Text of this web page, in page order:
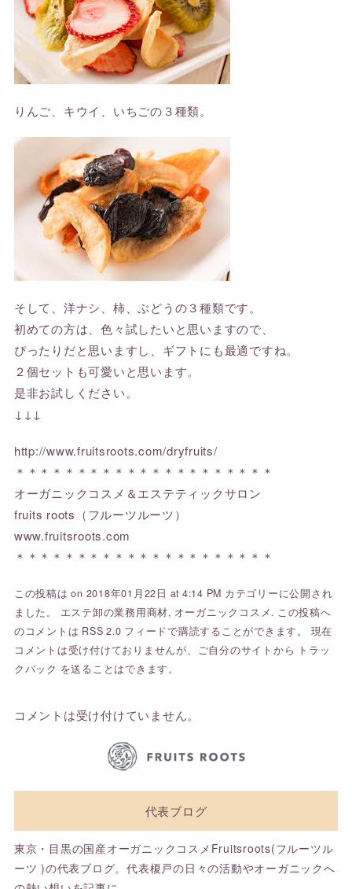
りんご、キウイ、いちごの３種類。
そして、洋ナシ、柿、ぶどうの３種類です。
初めての方は、色々試したいと思いますので、
ぴったりだと思いますし、ギフトにも最適ですね。
２個セットも可愛いと思います。
是非お試しください。
↓↓↓
http://www.fruitsroots.com/dryfruits/
＊＊＊＊＊＊＊＊＊＊＊＊＊＊＊＊＊＊＊＊＊
オーガニックコスメ＆エステティックサロン
fruits roots（フルーツルーツ）
www.fruitsroots.com
＊＊＊＊＊＊＊＊＊＊＊＊＊＊＊＊＊＊＊＊＊
この投稿は on 2018年01月22日 at 4:14 PM カテゴリーに公開され
ました。 エステ卸の業務用商材, オーガニックコスメ. この投稿へ
のコメントは RSS 2.0 フィードで購読することができます。 現在
コメントは受け付けておりませんが、ご自分のサイトから トラッ
クバック を送ることはできます。
コメントは受け付けていません。
代表ブログ
東京・目黒の国産オーガニックコスメFruitsroots(フルーツル
ーツ )の代表ブログ。代表榎戸の日々の活動やオーガニックへ